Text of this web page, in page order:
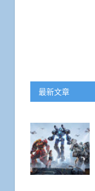
最新文章